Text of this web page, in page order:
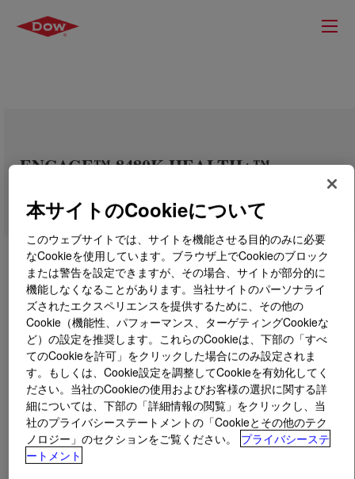
ENGAGE™ 8480K HEALTH+™
とはENGAGE™ 8480K HEALTH+™ Polyolefin
Elastomer?
Polyolefin elastomer that offers excellent performance as
a contact layer in multilayer film structures and extrusion
本サイトのCookieについて
このウェブサイトでは、サイトを機能させる目的のみに必要
なCookieを使用しています。ブラウザ上でCookieのブロック
または警告を設定できますが、その場合、サイトが部分的に
機能しなくなることがあります。当社サイトのパーソナライ
ズされたエクスペリエンスを提供するために、その他の
Cookie（機能性、パフォーマンス、ターゲティングCookieな
ど）の設定を推奨します。これらのCookieは、下部の「すべ
てのCookieを許可」をクリックした場合にのみ設定されま
す。もしくは、Cookie設定を調整してCookieを有効化してく
ださい。当社のCookieの使用およびお客様の選択に関する詳
細については、下部の「詳細情報の閲覧」をクリックし、当
社のプライバシーステートメントの「Cookieとその他のテク
ノロジー」のセクションをご覧ください。
プライバシーステ
ートメント